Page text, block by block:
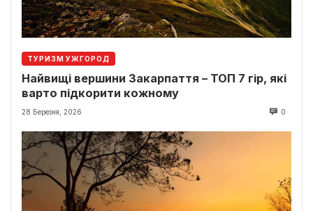
ТУРИЗМ УЖГОРОД
Найвищі вершини Закарпаття – ТОП 7 гір, які
варто підкорити кожному
28 Березня, 2026 0